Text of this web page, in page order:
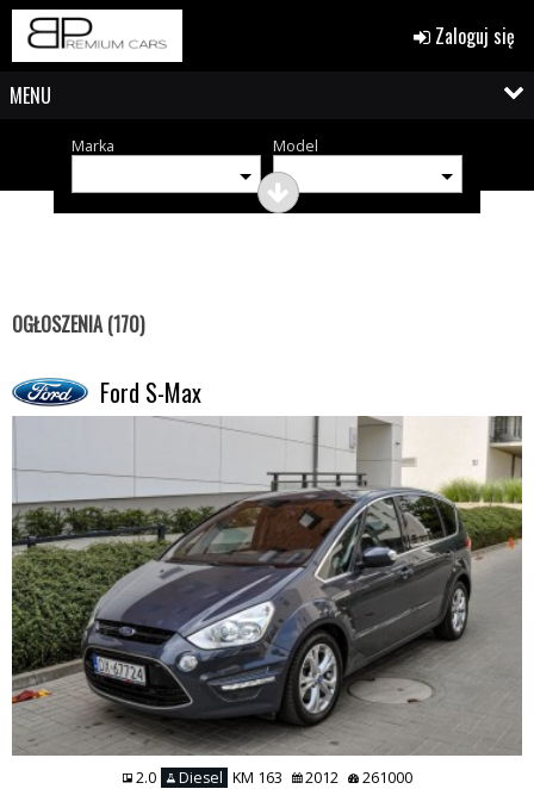
Zaloguj się
MENU
Marka Model
OGŁOSZENIA (170)
Ford S-Max
2.0 Diesel KM 163 2012 261000